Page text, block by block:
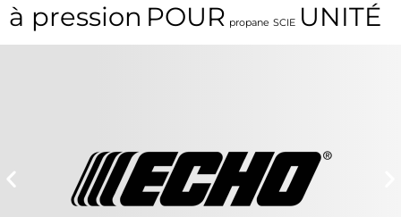
à pression POUR propane SCIE UNITÉ